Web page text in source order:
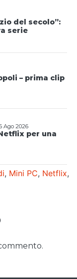
del secolo”:
serie
– prima clip
Ago 2026
per una
, Mini PC, Netflix,